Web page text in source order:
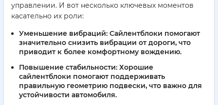
управлении. И вот несколько ключевых моментов
касательно их роли:
Уменьшение вибраций: Сайлентблоки помогают
значительно снизить вибрации от дороги, что
приводит к более комфортному вождению.
Повышение стабильности: Хорошие
сайлентблоки помогают поддерживать
правильную геометрию подвески, что важно для
устойчивости автомобиля.